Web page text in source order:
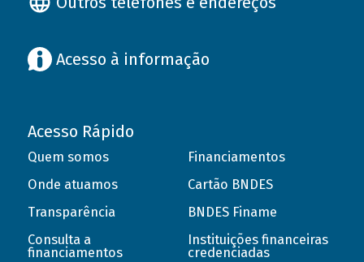
Acesso à informação
Acesso Rápido
Quem somos
Onde atuamos
Transparência
Consulta a
financiamentos
Financiamentos
Cartão BNDES
BNDES Finame
Instituições financeiras
credenciadas